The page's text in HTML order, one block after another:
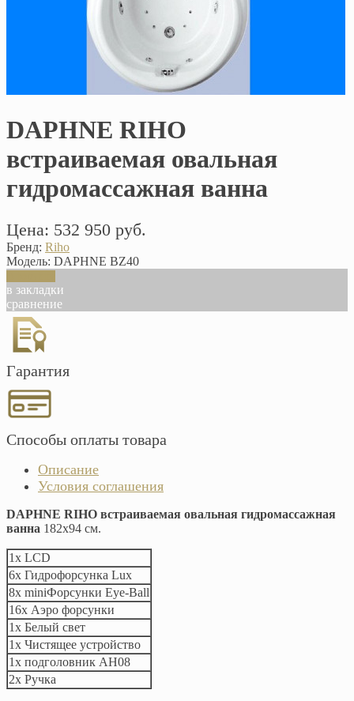
DAPHNE RIHO
встраиваемая овальная
гидромассажная ванна
Цена: 532 950 руб.
Бренд: Riho
Модель: DAPHNE BZ40
в закладки
сравнение
Гарантия
Способы оплаты товара
Описание
Условия соглашения
DAPHNE RIHO встраиваемая овальная гидромассажная
ванна 182х94 см.
1x LCD
6x Гидрофорсунка Lux
8x miniФорсунки Eye-Ball
16x Аэро форсунки
1x Белый свет
1x Чистящее устройство
1x подголовник AH08
2x Ручка